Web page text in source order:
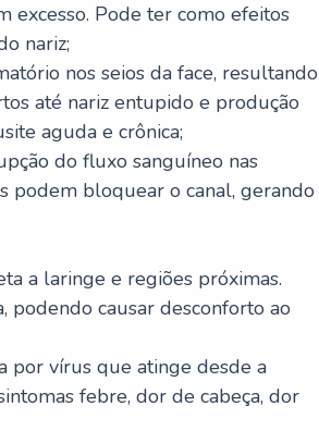
excesso. Pode ter como efeitos
nariz;
nos seios da face, resultando
até nariz entupido e produção
aguda e crônica;
do fluxo sanguíneo nas
podem bloquear o canal, gerando
a laringe e regiões próximas.
causar desconforto ao
por vírus que atinge desde a
febre, dor de cabeça, dor